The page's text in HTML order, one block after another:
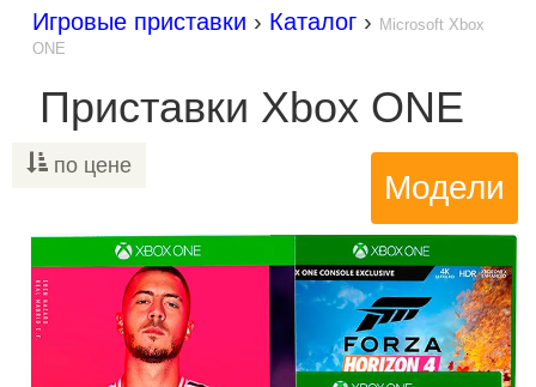
Игровые приставки › Каталог › Microsoft Xbox
ONE
Приставки Xbox ONE
по цене
Модели